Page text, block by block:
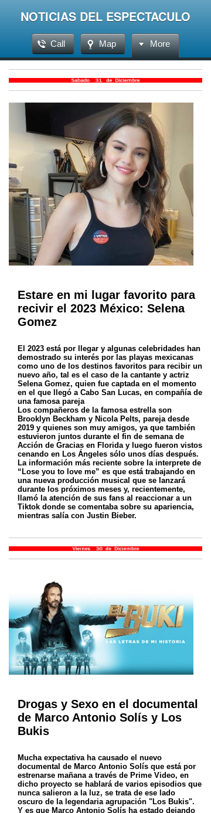
NOTICIAS DEL ESPECTACULO
Call Map More
Estare en mi lugar favorito para
recivir el 2023 México: Selena
Gomez
El 2023 está por llegar y algunas celebridades han
demostrado su interés por las playas mexicanas
como uno de los destinos favoritos para recibir un
nuevo año, tal es el caso de la cantante y actriz
Selena Gomez, quien fue captada en el momento
en el que llegó a Cabo San Lucas, en compañía de
una famosa pareja
Los compañeros de la famosa estrella son
Brooklyn Beckham y Nicola Pelts, pareja desde
2019 y quienes son muy amigos, ya que también
estuvieron juntos durante el fin de semana de
Acción de Gracias en Florida y luego fueron vistos
cenando en Los Ángeles sólo unos días después.
La información más reciente sobre la interprete de
“Lose you to love me” es que está trabajando en
una nueva producción musical que se lanzará
durante los próximos meses y, recientemente,
llamó la atención de sus fans al reaccionar a un
Tiktok donde se comentaba sobre su apariencia,
mientras salía con Justin Bieber.
Drogas y Sexo en el documental
de Marco Antonio Solís y Los
Bukis
Mucha expectativa ha causado el nuevo
documental de Marco Antonio Solís que está por
estrenarse mañana a través de Prime Video, en
dicho proyecto se hablará de varios episodios que
nunca salieron a la luz, se trata de ese lado
oscuro de la legendaria agrupación "Los Bukis".
Y es que Marco Antonio Solís ha estado dejando